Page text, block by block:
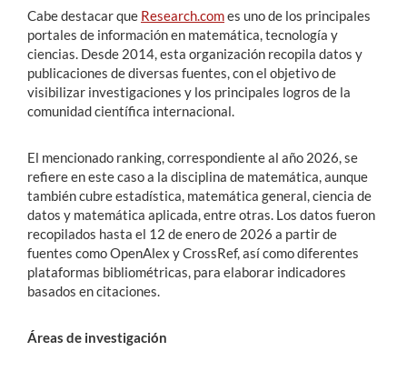
Cabe destacar que Research.comes uno de los principales
portales de información en matemática, tecnología y
ciencias. Desde 2014, esta organización recopila datos y
publicaciones de diversas fuentes, con el objetivo de
visibilizar investigaciones y los principales logros de la
comunidad científica internacional.
El mencionado ranking, correspondiente al año 2026, se
refiere en este caso a la disciplina de matemática, aunque
también cubre estadística, matemática general, ciencia de
datos y matemática aplicada, entre otras. Los datos fueron
recopilados hasta el 12 de enero de 2026 a partir de
fuentes como OpenAlex y CrossRef, así como diferentes
plataformas bibliométricas, para elaborar indicadores
basados en citaciones.
Áreas de investigación